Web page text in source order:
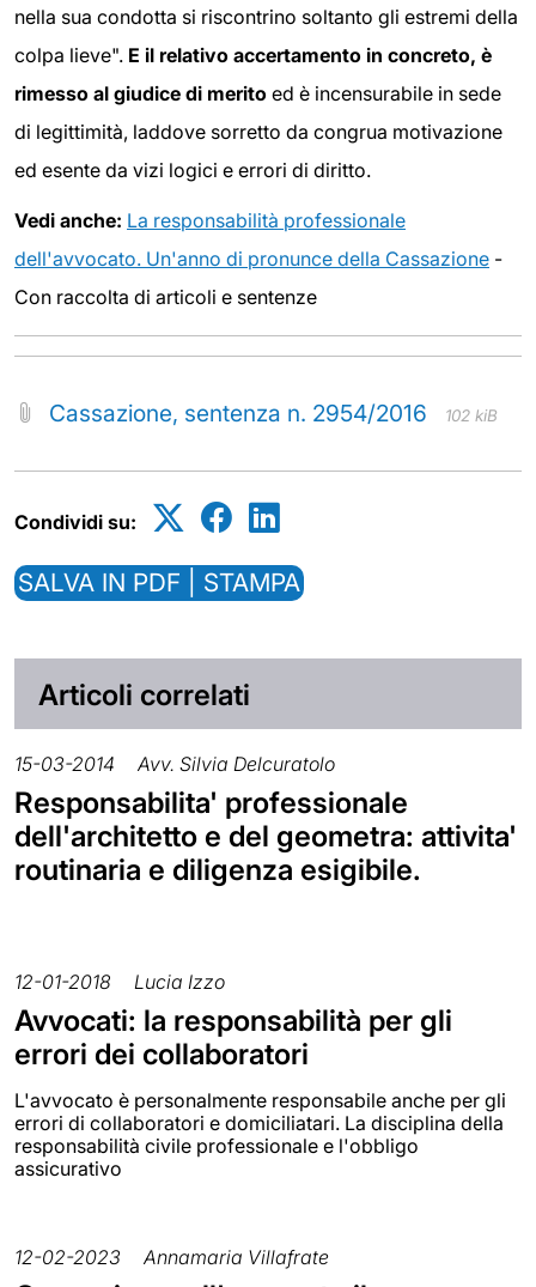
nella sua condotta si riscontrino soltanto gli estremi della
colpa lieve". E il relativo accertamento in concreto, è
rimesso al giudice di merito ed è incensurabile in sede
di legittimità, laddove sorretto da congrua motivazione
ed esente da vizi logici e errori di diritto.
Vedi anche: La responsabilità professionale
dell'avvocato. Un'anno di pronunce della Cassazione -
Con raccolta di articoli e sentenze
Cassazione, sentenza n. 2954/2016 102 kiB
Condividi su:
SALVA IN PDF | STAMPA
Articoli correlati
15-03-2014 Avv. Silvia Delcuratolo
Responsabilita' professionale
dell'architetto e del geometra: attivita'
routinaria e diligenza esigibile.
12-01-2018 Lucia Izzo
Avvocati: la responsabilità per gli
errori dei collaboratori
L'avvocato è personalmente responsabile anche per gli
errori di collaboratori e domiciliatari. La disciplina della
responsabilità civile professionale e l'obbligo
assicurativo
12-02-2023 Annamaria Villafrate